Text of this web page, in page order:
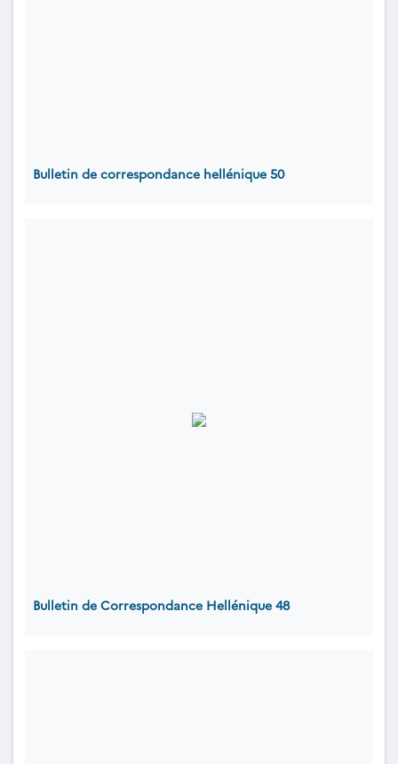
Bulletin de correspondance hellénique 50
Bulletin de Correspondance Hellénique 48